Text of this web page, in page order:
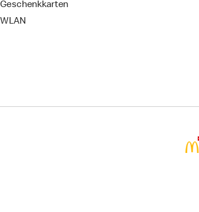
Geschenkkarten
WLAN